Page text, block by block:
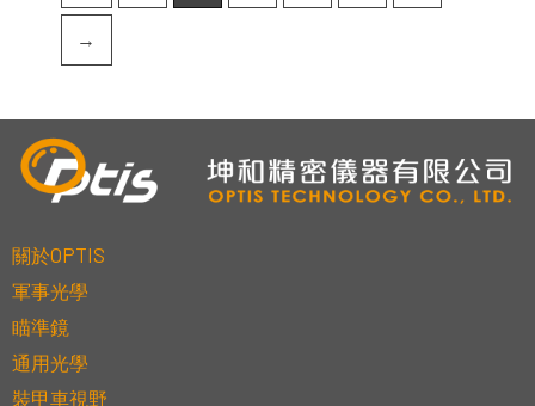
→
關於OPTIS
軍事光學
瞄準鏡
通用光學
裝甲車視野